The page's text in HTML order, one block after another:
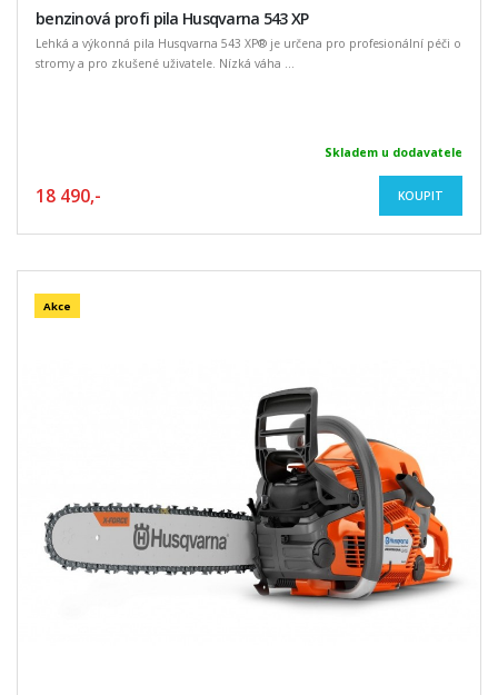
benzinová profi pila Husqvarna 543 XP
Lehká a výkonná pila Husqvarna 543 XP® je určena pro profesionální péči o
stromy a pro zkušené uživatele. Nízká váha ...
Skladem u dodavatele
18 490,- KOUPIT
Akce